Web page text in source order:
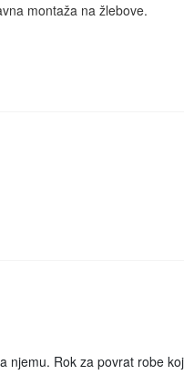
montaža na žlebove.
Rok za povrat robe